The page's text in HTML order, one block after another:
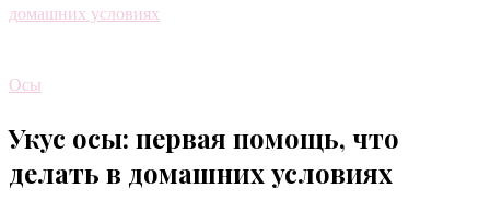
домашних условиях
Осы
Укус осы: первая помощь, что
делать в домашних условиях